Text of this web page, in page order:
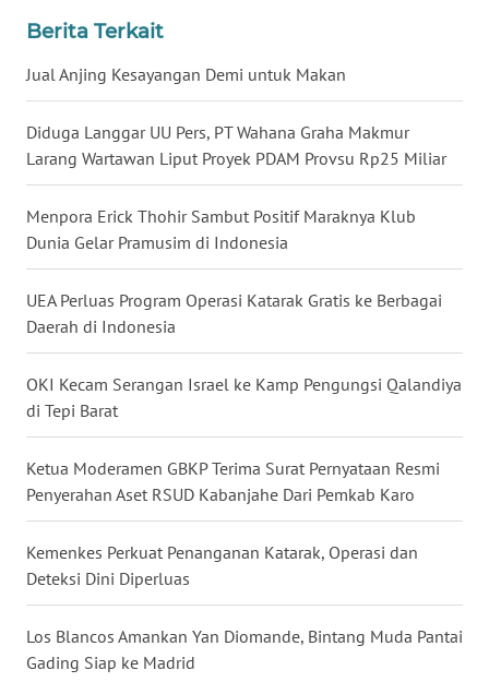
Berita Terkait
Jual Anjing Kesayangan Demi untuk Makan
Diduga Langgar UU Pers, PT Wahana Graha Makmur
Larang Wartawan Liput Proyek PDAM Provsu Rp25 Miliar
Menpora Erick Thohir Sambut Positif Maraknya Klub
Dunia Gelar Pramusim di Indonesia
UEA Perluas Program Operasi Katarak Gratis ke Berbagai
Daerah di Indonesia
OKI Kecam Serangan Israel ke Kamp Pengungsi Qalandiya
di Tepi Barat
Ketua Moderamen GBKP Terima Surat Pernyataan Resmi
Penyerahan Aset RSUD Kabanjahe Dari Pemkab Karo
Kemenkes Perkuat Penanganan Katarak, Operasi dan
Deteksi Dini Diperluas
Los Blancos Amankan Yan Diomande, Bintang Muda Pantai
Gading Siap ke Madrid
KALTENG
WN
KALTARA
KALSEL
KALTIM
SULSEL
GORONTALO
SULUT
WN
MALUKU